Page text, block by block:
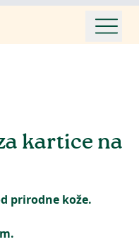
kartice na
prirodne kože.